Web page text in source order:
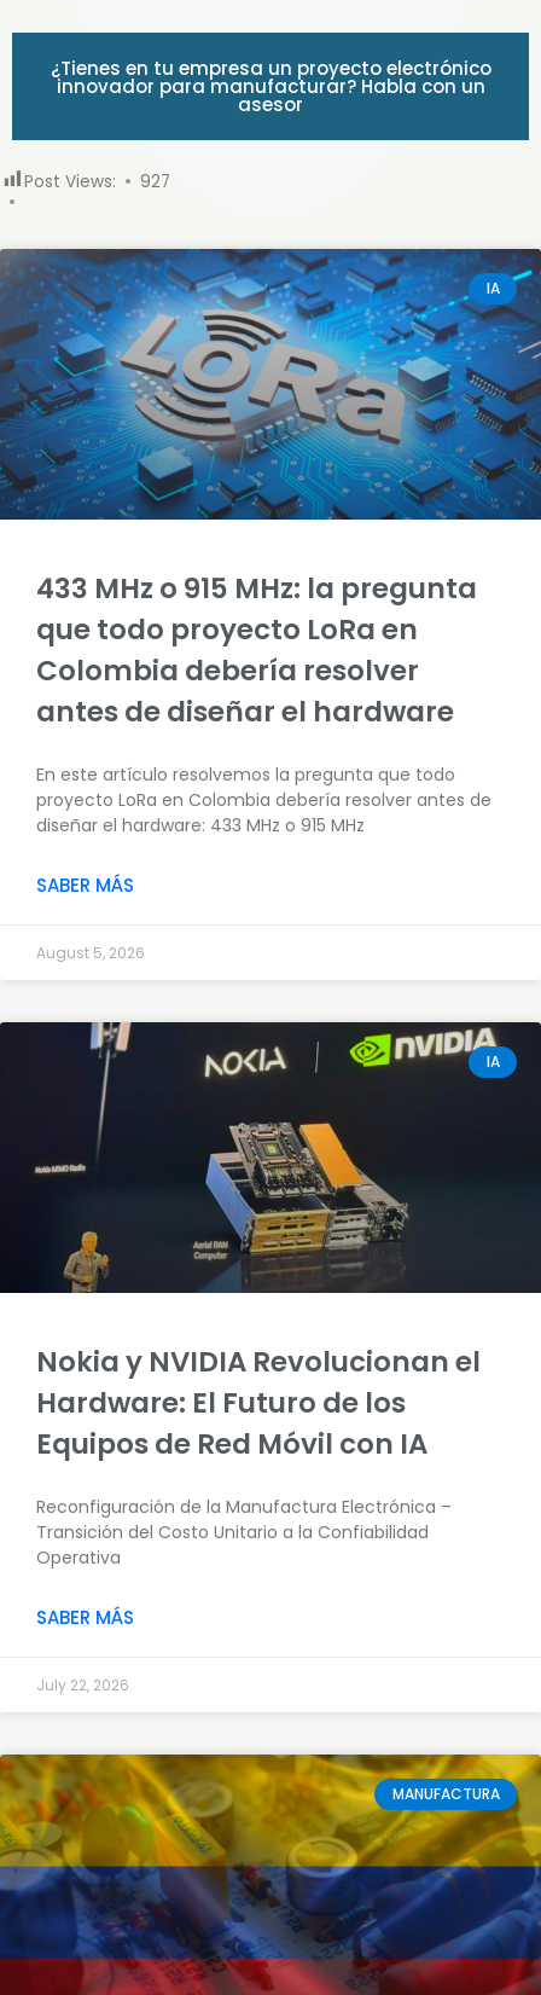
¿Tienes en tu empresa un proyecto electrónico
innovador para manufacturar? Habla con un
asesor
Post Views: 927
IA
433 MHz o 915 MHz: la pregunta
que todo proyecto LoRa en
Colombia debería resolver
antes de diseñar el hardware
En este artículo resolvemos la pregunta que todo
proyecto LoRa en Colombia debería resolver antes de
diseñar el hardware: 433 MHz o 915 MHz
SABER MÁS
August 5, 2026
IA
Nokia y NVIDIA Revolucionan el
Hardware: El Futuro de los
Equipos de Red Móvil con IA
Reconfiguración de la Manufactura Electrónica –
Transición del Costo Unitario a la Confiabilidad
Operativa
SABER MÁS
July 22, 2026
MANUFACTURA